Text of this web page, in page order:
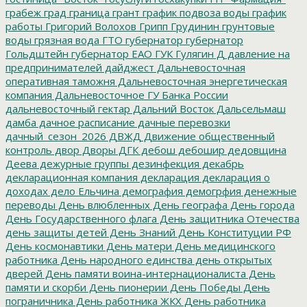
грабеж град граница грант график подвоза воды график
работы Григорий Волохов Грипп Грудинин грунтовые
воды грязная вода ГТО губернатор губернатор
Гольдштейн губернатор ЕАО ГУК Гулягин Д давление на
предпринимателей дайджест Дальневосточная
оперативная таможня Дальневосточная энергетическая
компания Дальневосточное ГУ Банка России
дальневосточный гектар Дальний Восток Дальсельмаш
дамба дачное расписание дачные перевозки
дачный_сезон_2026 ДВЖД Движение общественный
контроль двор Дворы ДГК дебош дебошир дедовщина
Деева дежурные группы дезинфекция декабрь
декларационная компания декларация декларация о
доходах дело Ельчина демография демогрфия денежные
переводы День влюбленных День географа День города
День Государственного флага День защитника Отечества
день защиты детей День Знаний День Конституции РФ
День космонавтики День матери День медицинского
работника День народного единства день открытых
дверей День памяти воина-интернационалиста День
памяти и скорби День пионерии День Победы День
пограничника День работника ЖКХ День работника